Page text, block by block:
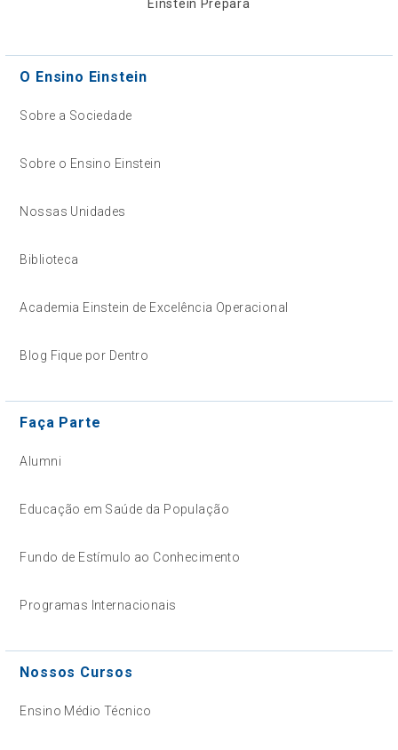
Einstein Prepara
O Ensino Einstein
Sobre a Sociedade
Sobre o Ensino Einstein
Nossas Unidades
Biblioteca
Academia Einstein de Excelência Operacional
Blog Fique por Dentro
Faça Parte
Alumni
Educação em Saúde da População
Fundo de Estímulo ao Conhecimento
Programas Internacionais
Nossos Cursos
Ensino Médio Técnico